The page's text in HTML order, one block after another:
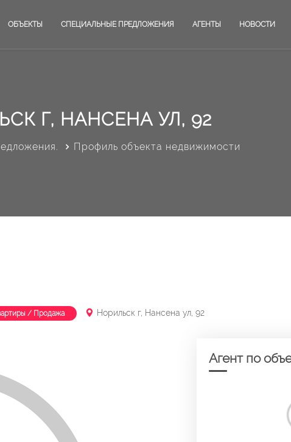
ОБЪЕКТЫ СПЕЦИАЛЬНЫЕ ПРЕДЛОЖЕНИЯ АГЕНТЫ НОВОСТИ
Г, НАНСЕНА УЛ, 92
Профиль объекта недвижимости
/ Продажа Норильск г, Нансена ул, 92
Агент по